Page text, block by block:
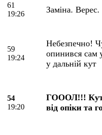
61
19:26
Заміна.
59
19:24
Небезпечно!
опинився сам
у дальній кут
54
19:20
ГОООЛ!!!
від опіки та